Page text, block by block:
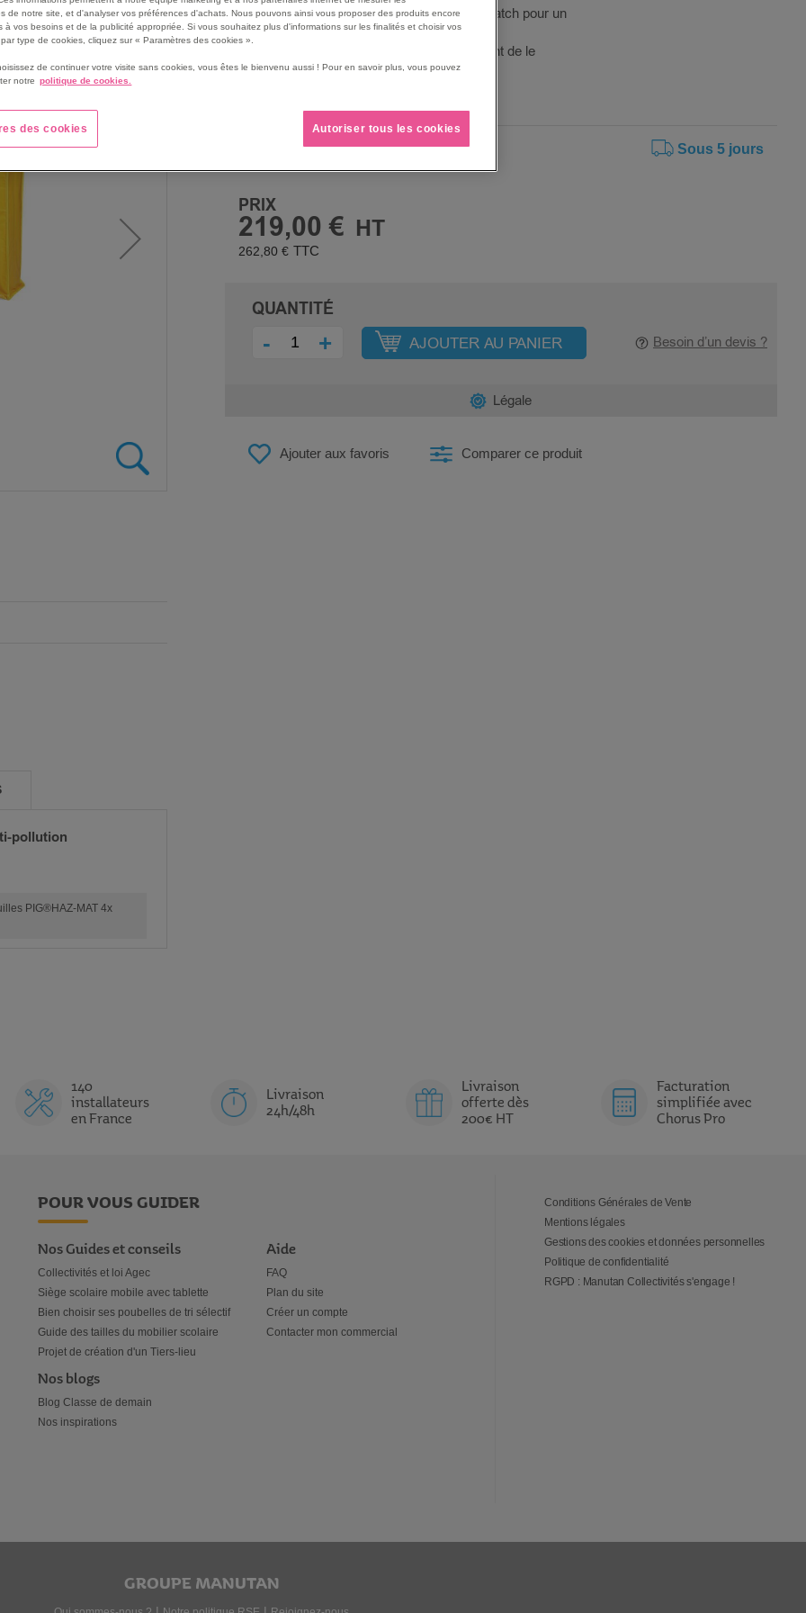
Fermeture facile et pratique par bande scratch pour un
contenu propre et sec.
Sangles de transport permettant également de le
suspendre à un mur.
Sous 5 jours
PRIX
219,00 €
262,80 €
QUANTITÉ
- + AJOUTER AU PANIER Besoin d’un devis ?
Ajouter aux favoris Comparer ce produit
Légale
pollution
PIG®HAZ-MAT 4x
140
installateurs
en France
Livraison
24h/48h
Livraison
offerte dès
200€ HT
Facturation
simplifiée avec
Chorus Pro
POUR VOUS GUIDER
Nos Guides et conseils
Collectivités et loi Agec
Siège scolaire mobile avec tablette
Bien choisir ses poubelles de tri sélectif
Guide des tailles du mobilier scolaire
Projet de création d'un Tiers-lieu
Nos blogs
Blog Classe de demain
Nos inspirations
Aide
FAQ
Plan du site
Créer un compte
Contacter mon commercial
Conditions Générales de Vente
Mentions légales
Gestions des cookies et données personnelles
Politique de confidentialité
RGPD : Manutan Collectivités s'engage !
GROUPE MANUTAN
de notre site, et d'analyser vos préférences d'achats. Nous pouvons ainsi vous proposer des produits encore
à vos besoins et de la publicité appropriée. Si vous souhaitez plus d'informations sur les finalités et choisir vos
type de cookies, cliquez sur « Paramètres des cookies ».
de continuer votre visite sans cookies, vous êtes le bienvenu aussi ! Pour en savoir plus, vous pouvez
notre politique de cookies.
des cookies Autoriser tous les cookies